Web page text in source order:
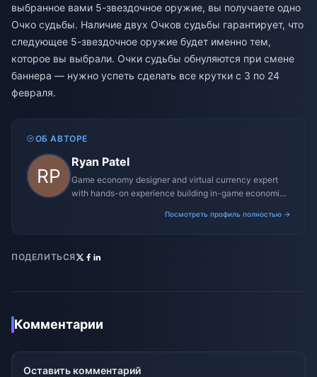
выбранное вами 5-звездочное оружие, вы получаете одно
Очко судьбы. Наличие двух Очков судьбы гарантирует, что
следующее 5-звездочное оружие будет именно тем,
которое вы выбрали. Очки судьбы обнуляются при смене
баннера — нужно успеть сделать все крутки с 3 по 24
февраля.
ОБ АВТОРЕ
Ryan Patel
Game economy designer and virtual currency expert
with hands-on experience building in-game economies
Посмотреть профиль полностью →
ПОДЕЛИТЬСЯ
Комментарии
Оставить комментарий